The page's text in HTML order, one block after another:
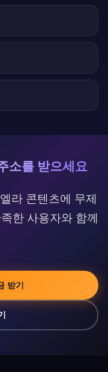
소를 받으세요
라 콘텐츠에 무제
한 사용자와 함께
받기